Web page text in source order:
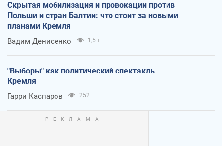
Скрытая мобилизация и провокации против
Польши и стран Балтии: что стоит за новыми
планами Кремля
Вадим Денисенко 1,5 т.
"Выборы" как политический спектакль
Кремля
Гарри Каспаров 252